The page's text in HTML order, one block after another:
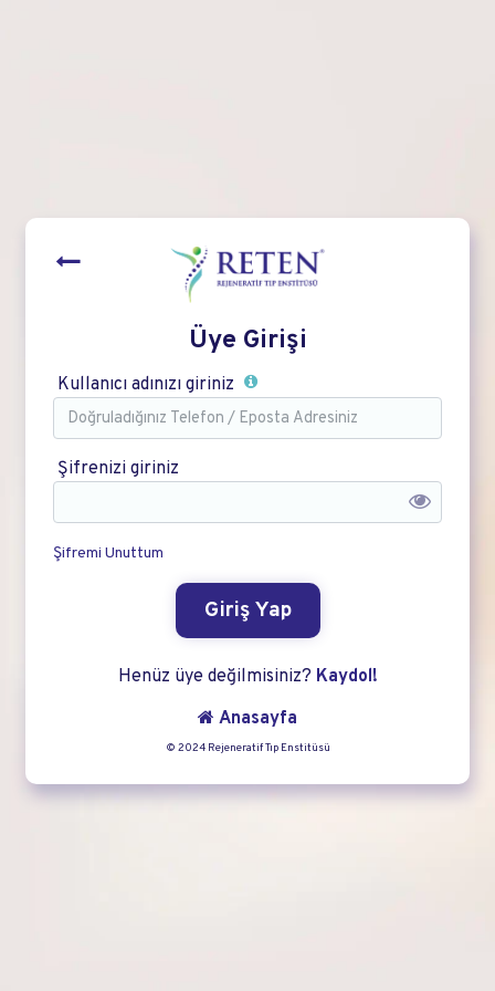
Üye Girişi
Kullanıcı adınızı giriniz
Şifrenizi giriniz
Şifremi Unuttum
Giriş Yap
Henüz üye değilmisiniz? Kaydol!
Anasayfa
© 2024 Rejeneratif Tıp Enstitüsü